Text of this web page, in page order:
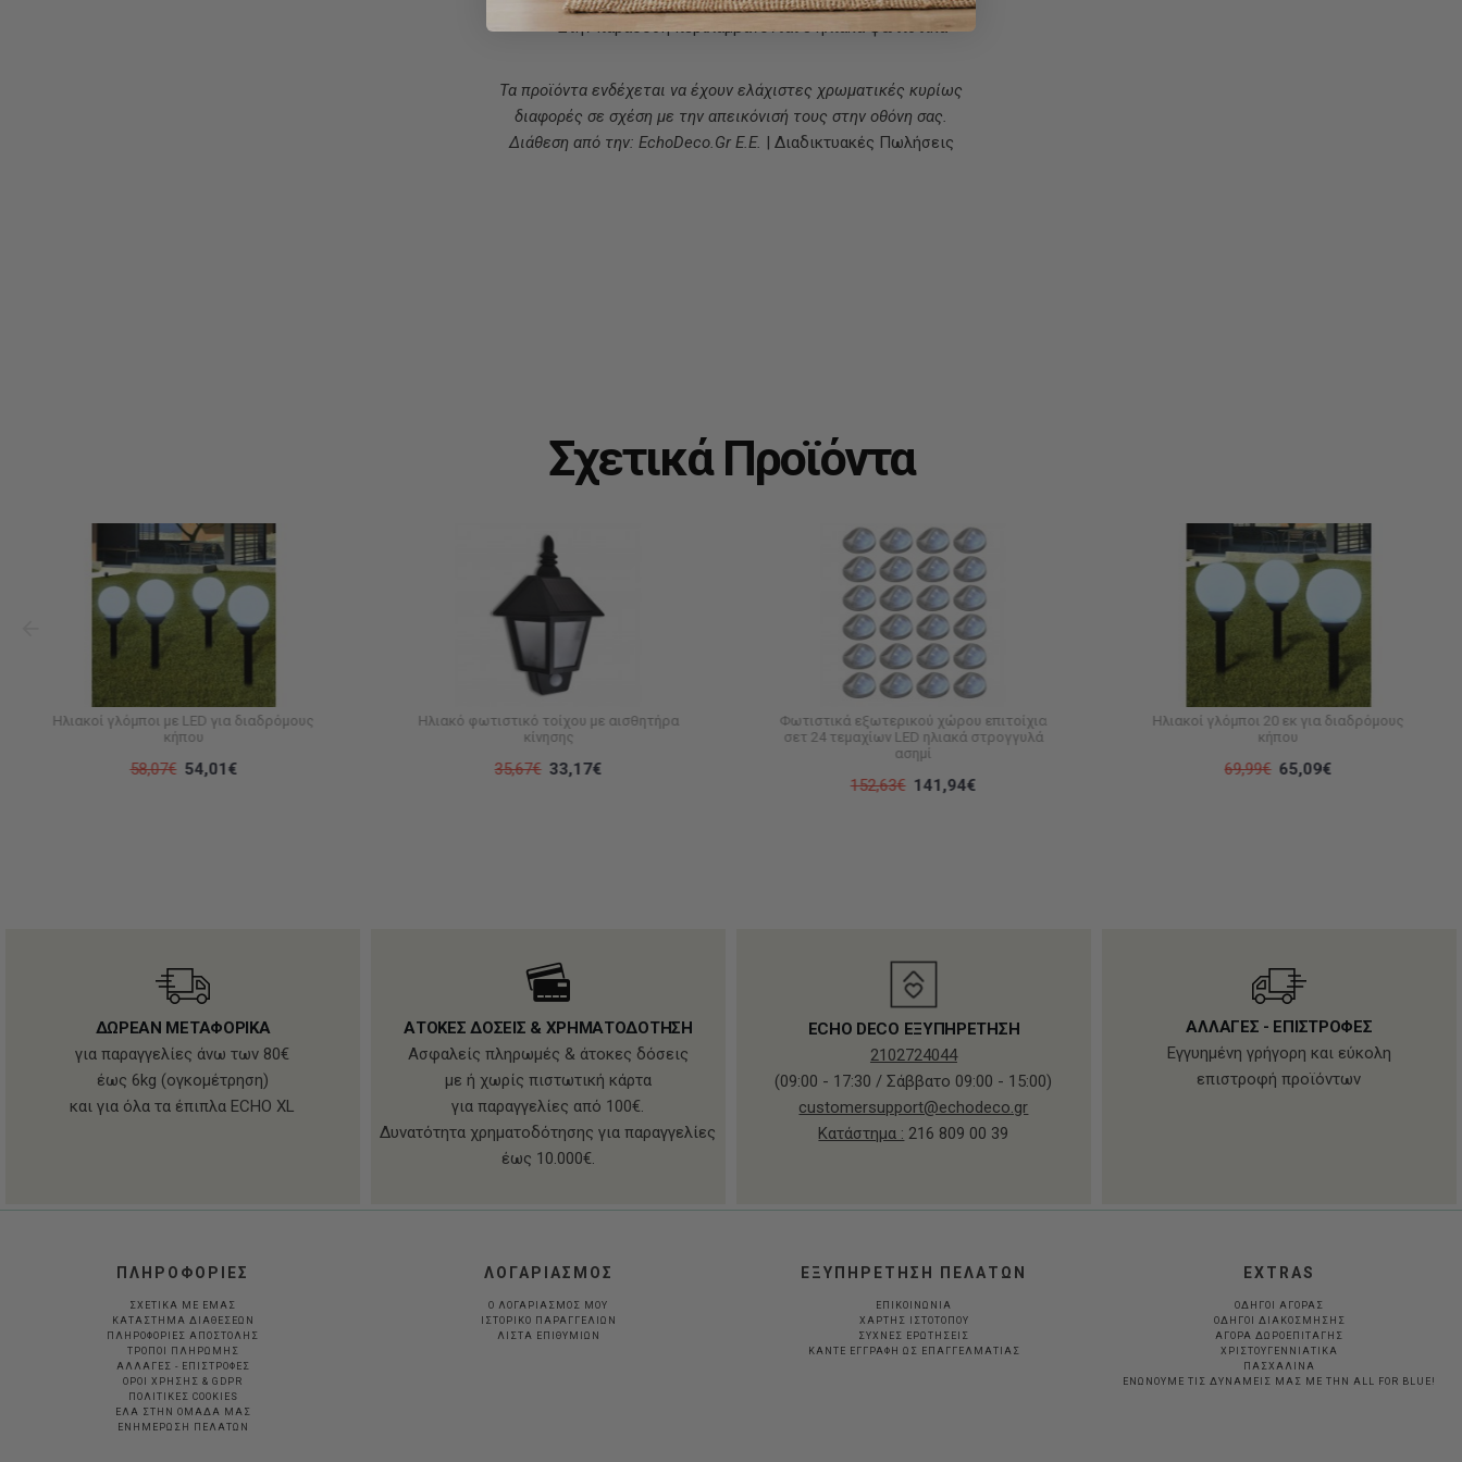
Στην παράδοση περιλαμβάνονται 8 ηλιακά φωτιστικά
Τα προϊόντα ενδέχεται να έχουν ελάχιστες χρωματικές κυρίως
διαφορές σε σχέση με την απεικόνισή τους στην οθόνη σας.
Διάθεση από την: EchoDeco.Gr E.E. | Διαδικτυακές Πωλήσεις
Σχετικά Προϊόντα
Ηλιακοί γλόμποι με LED για διαδρόμους
κήπου
58,07€ 54,01€
Ηλιακό φωτιστικό τοίχου με αισθητήρα
κίνησης
35,67€ 33,17€
Φωτιστικά εξωτερικού χώρου επιτοίχια
σετ 24 τεμαχίων LED ηλιακά στρογγυλά
ασημί
152,63€ 141,94€
Ηλιακοί γλόμποι 20 εκ για διαδρόμους
κήπου
69,99€ 65,09€
ΔΩΡΕΑΝ ΜΕΤΑΦΟΡΙΚΑ
για παραγγελίες άνω των 80€
έως 6kg (ογκομέτρηση)
και για όλα τα έπιπλα ECHO XL
ΑΤΟΚΕΣ ΔΟΣΕΙΣ & ΧΡΗΜΑΤΟΔΟΤΗΣΗ
Ασφαλείς πληρωμές & άτοκες δόσεις
με ή χωρίς πιστωτική κάρτα
για παραγγελίες από 100€.
Δυνατότητα χρηματοδότησης για παραγγελίες
έως 10.000€.
ECHO DECO ΕΞΥΠΗΡΕΤΗΣΗ
2102724044
(09:00 - 17:30 / Σάββατο 09:00 - 15:00)
customersupport@echodeco.gr
Κατάστημα : 216 809 00 39
ΑΛΛΑΓΕΣ - ΕΠΙΣΤΡΟΦΕΣ
Εγγυημένη γρήγορη και εύκολη
επιστροφή προϊόντων
ΠΛΗΡΟΦΟΡΙΕΣ
ΣΧΕΤΙΚΑ ΜΕ ΕΜΑΣ
ΚΑΤΑΣΤΗΜΑ ΔΙΑΘΕΣΕΩΝ
ΠΛΗΡΟΦΟΡΙΕΣ ΑΠΟΣΤΟΛΗΣ
ΤΡΟΠΟΙ ΠΛΗΡΩΜΗΣ
ΑΛΛΑΓΕΣ - ΕΠΙΣΤΡΟΦΕΣ
ΟΡΟΙ ΧΡΗΣΗΣ & GDPR
ΠΟΛΙΤΙΚΕΣ COOKIES
ΕΛΑ ΣΤΗΝ ΟΜΑΔΑ ΜΑΣ
ΕΝΗΜΕΡΩΣΗ ΠΕΛΑΤΩΝ
ΛΟΓΑΡΙΑΣΜΟΣ
Ο ΛΟΓΑΡΙΑΣΜΟΣ ΜΟΥ
ΙΣΤΟΡΙΚΟ ΠΑΡΑΓΓΕΛΙΩΝ
ΛΙΣΤΑ ΕΠΙΘΥΜΙΩΝ
ΕΞΥΠΗΡΕΤΗΣΗ ΠΕΛΑΤΩΝ
ΕΠΙΚΟΙΝΩΝΙΑ
ΧΑΡΤΗΣ ΙΣΤΟΤΟΠΟΥ
ΣΥΧΝΕΣ ΕΡΩΤΗΣΕΙΣ
ΚΆΝΤΕ ΕΓΓΡΑΦΉ ΩΣ ΕΠΑΓΓΕΛΜΑΤΊΑΣ
EXTRAS
ΟΔΗΓΟΙ ΑΓΟΡΑΣ
ΟΔΗΓΟΙ ΔΙΑΚΟΣΜΗΣΗΣ
ΑΓΟΡΑ ΔΩΡΟΕΠΙΤΑΓΗΣ
ΧΡΙΣΤΟΥΓΕΝΝΙΑΤΙΚΑ
ΠΑΣΧΑΛΙΝΑ
ΕΝΩΝΟΥΜΕ ΤΙΣ ΔΥΝΑΜΕΙΣ ΜΑΣ ΜΕ ΤΗΝ ALL FOR BLUE!